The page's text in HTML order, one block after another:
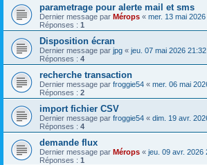
parametrage pour alerte mail et sms
Dernier message par Mérops « mer. 13 mai
Réponses : 1
Disposition écran
Dernier message par jpg « jeu. 07 mai 2026 21:32
Réponses : 4
recherche transaction
Dernier message par froggie54 « mer. 06 mai
Réponses : 2
import fichier CSV
Dernier message par froggie54 « dim. 19 avr.
Réponses : 4
demande flux
Dernier message par Mérops « jeu. 09 avr. 2026
Réponses : 1